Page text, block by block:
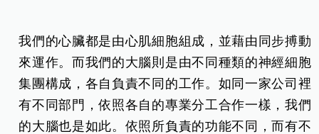
我們的心臟都是由心肌細胞組成，並藉由同步搏動
來運作。而我們的大腦則是由不同種類的神經細胞
集團構成，各自負責不同的工作。如同一家公司裡
有不同部門，依照各自的專業分工合作一樣，我們
的大腦也是如此。依照所負責的功能不同，而有不